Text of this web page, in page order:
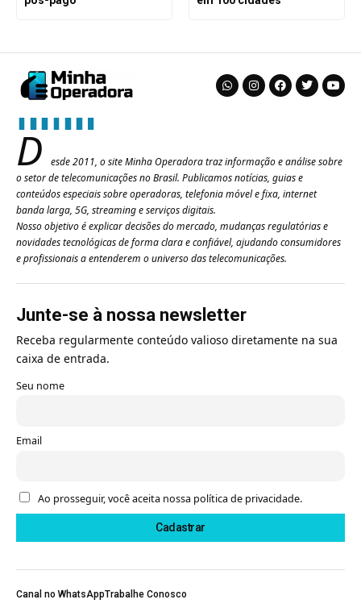
D
esde 2011, o site Minha Operadora traz informação e análise sobre
o setor de telecomunicações no Brasil. Publicamos notícias, guias e
conteúdos especiais sobre operadoras, telefonia móvel e fixa, internet
banda larga, 5G, streaming e serviços digitais.
Nosso objetivo é explicar decisões do mercado, mudanças regulatórias e
novidades tecnológicas de forma clara e confiável, ajudando consumidores
e profissionais a entenderem o universo das telecomunicações.
Junte-se à nossa newsletter
Receba regularmente conteúdo valioso diretamente na sua
caixa de entrada.
Seu nome
Email
Ao prosseguir, você aceita nossa política de privacidade.
Canal no WhatsAppTrabalhe Conosco